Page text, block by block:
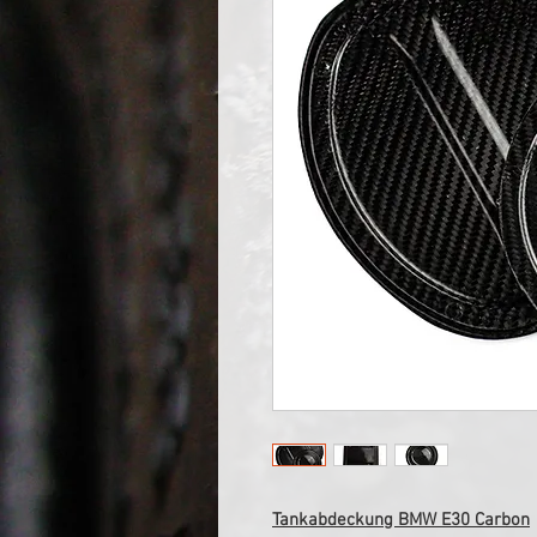
Tankabdeckung BMW E30 Carbon